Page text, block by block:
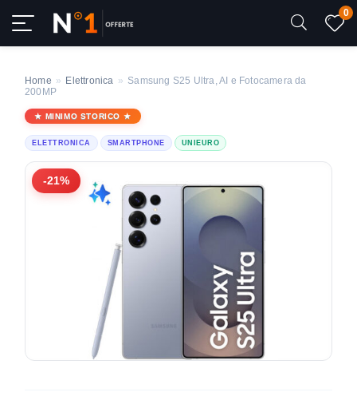
0
Home » Elettronica » Samsung S25 Ultra, AI e Fotocamera da
200MP
MINIMO STORICO
ELETTRONICA SMARTPHONE UNIEURO
-21%